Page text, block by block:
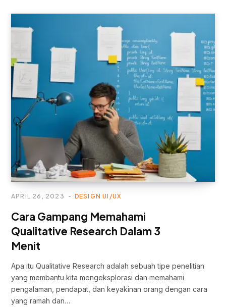
DESIGN UI/UX
APRIL 26, 2023
Cara Gampang Memahami
Qualitative Research Dalam 3
Menit
Apa itu Qualitative Research adalah sebuah tipe penelitian
yang membantu kita mengeksplorasi dan memahami
pengalaman, pendapat, dan keyakinan orang dengan cara
yang ramah dan…